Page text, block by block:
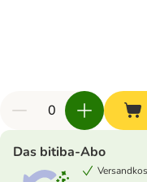
Das bitiba-Abo